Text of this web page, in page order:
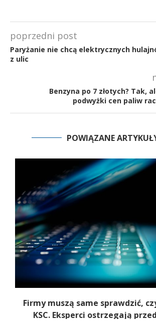
poprzedni post
Paryżanie nie chcą elektrycznych
z ulic
Benzyna po 7 złotych? Tak,
podwyżki cen paliw
POWIĄZANE
Firmy muszą same sprawdzić,
KSC. Eksperci ostrzegają